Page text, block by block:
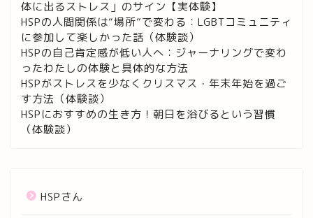
体に出るストレス」のサイン【実体験】
HSPの人間関係は“場所”で変わる：LGBTコミュニティ
に参加して楽しかった話（体験談）
HSPの自己肯定感が低い人へ：ジャーナリングで変わ
ったわたしの体験と具体的な方法
HSPがストレスを少なくクリスマス・年末年始を過ご
す方法（体験談）
HSPにおすすめの生き方！朝日を浴びるという習慣
（体験談）
HSPさん